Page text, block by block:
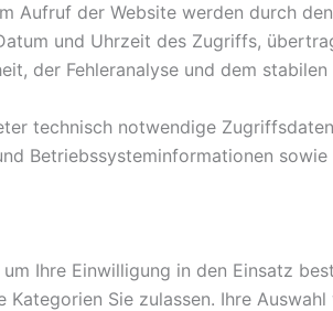
Aufruf der Website werden durch
und Uhrzeit des Zugriffs,
der Fehleranalyse und dem
technisch notwendige
Betriebssysteminformationen
Ihre Einwilligung in den Einsatz
Kategorien Sie zulassen. Ihre